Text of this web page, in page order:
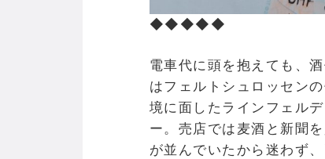
◆◆◆◆◆
電車代に頭を抱えても、
はフェルトシュロッセン
境に面したラインフェル
ー。売店では麦酒と新聞
が並んでいたから迷わず